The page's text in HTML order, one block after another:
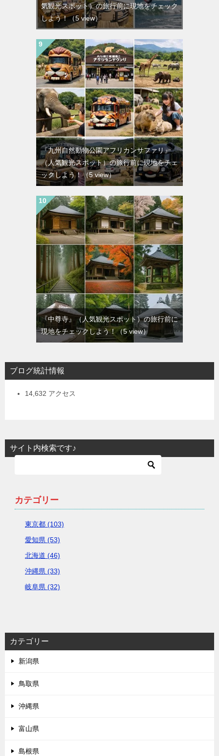
気観光スポット）の旅行前に現地をチェック
しよう！（5 view）
『九州自然動物公園アフリカンサファリ』
（人気観光スポット）の旅行前に現地をチェ
ックしよう！（5 view）
『中尊寺』（人気観光スポット）の旅行前に
現地をチェックしよう！（5 view）
ブログ統計情報
14,632 アクセス
サイト内検索です♪
カテゴリー
東京都 (103)
愛知県 (53)
北海道 (46)
沖縄県 (33)
岐阜県 (32)
カテゴリー
新潟県
鳥取県
沖縄県
富山県
島根県